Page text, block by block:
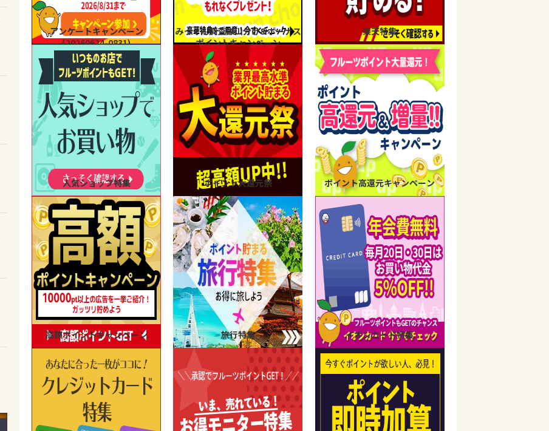
アンケートキャンペーン
(20260624-0831)
みっくん調査隊山分け&ボーナス
ポイントキャンペーン
楽天特集
人気ショップ特集 ポイント大還元祭 ポイント高還元キャンペーン
高額ポイントキャンペーン 旅行特集 イオンカード特集